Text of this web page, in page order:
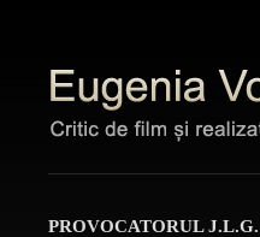
PROVOCATORUL J.L.G.